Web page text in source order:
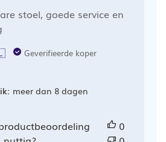
stoel, goede service en
Geverifieerde koper
meer dan 8 dagen
0